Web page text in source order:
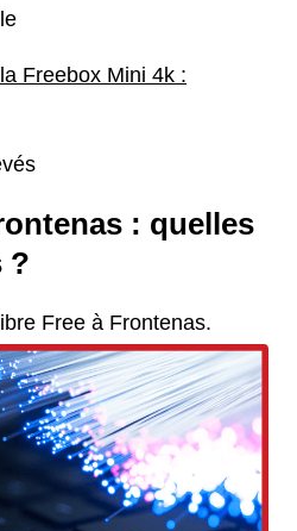
Freebox Mini 4k :
: quelles
?
Free à Frontenas.